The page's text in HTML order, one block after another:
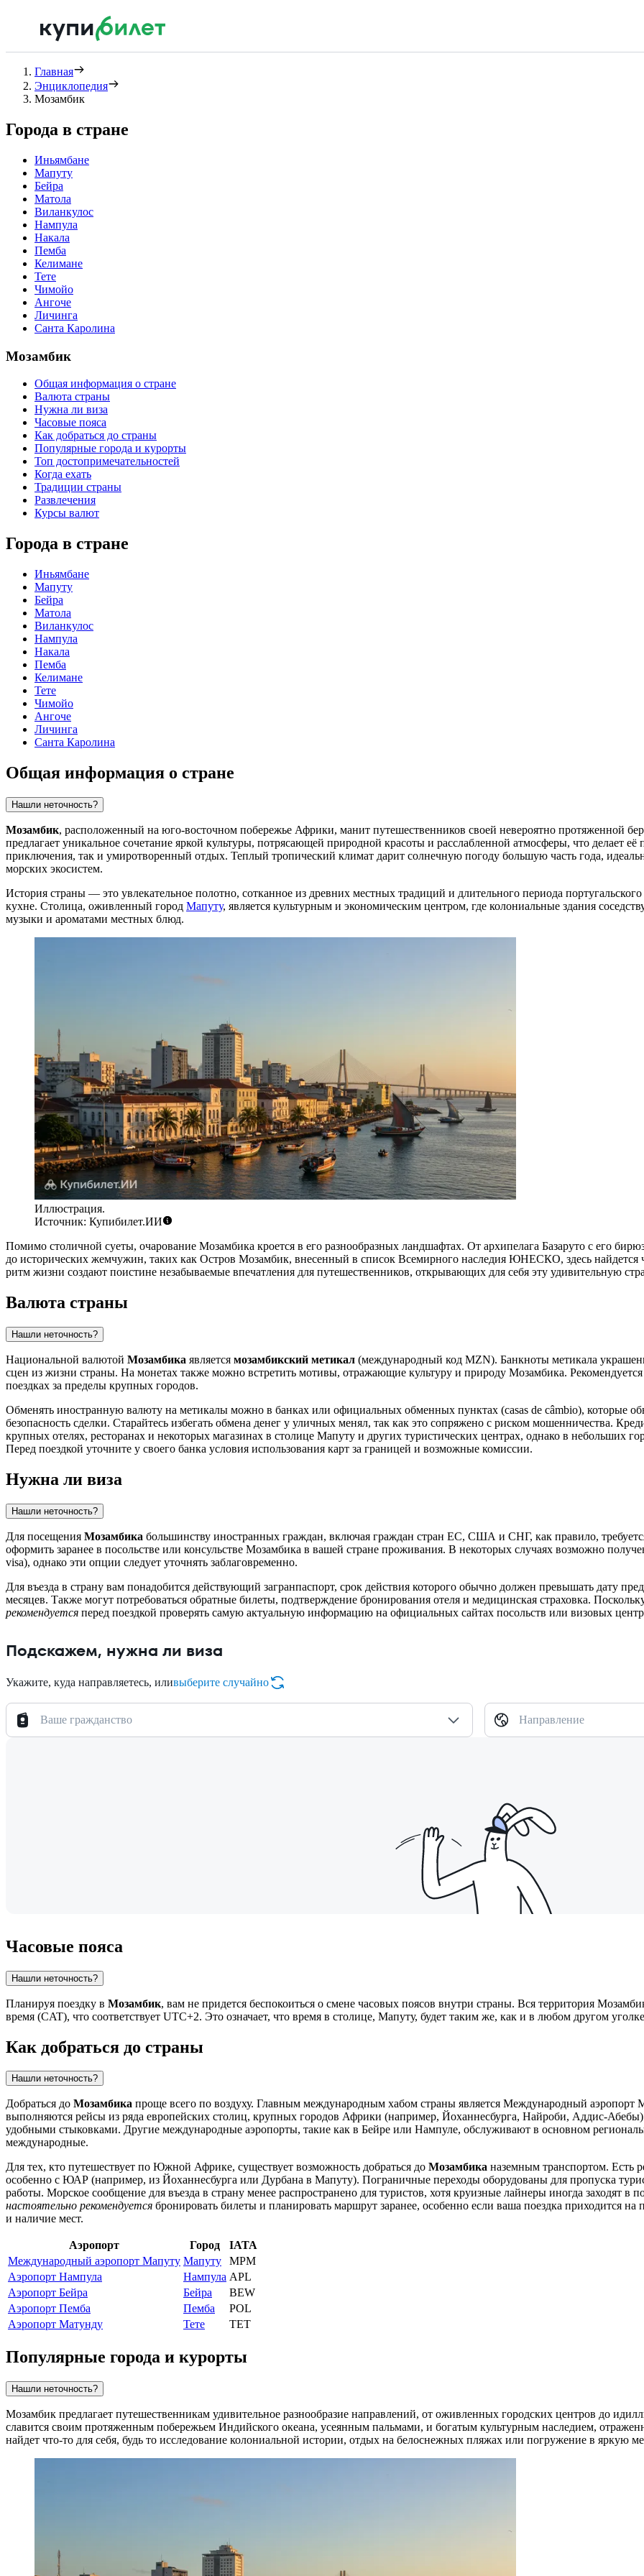
Главная
Энциклопедия
Мозамбик
Города в стране
Иньямбане
Мапуту
Бейра
Матола
Виланкулос
Нампула
Накала
Пемба
Келимане
Тете
Чимойо
Ангоче
Личинга
Санта Каролина
Мозамбик
Общая информация о стране
Валюта страны
Нужна ли виза
Часовые пояса
Как добраться до страны
Популярные города и курорты
Топ достопримечательностей
Когда ехать
Традиции страны
Развлечения
Курсы валют
Города в стране
Иньямбане
Мапуту
Бейра
Матола
Виланкулос
Нампула
Накала
Пемба
Келимане
Тете
Чимойо
Ангоче
Личинга
Санта Каролина
Общая информация о стране
Нашли неточность?
Мозамбик, расположенный на юго-восточном побережье Африки, манит путешественников своей невероятно протяженной
предлагает уникальное сочетание яркой культуры, потрясающей природной красоты и расслабленной атмосферы, что делает
приключения, так и умиротворенный отдых. Теплый тропический климат дарит солнечную погоду большую часть года,
морских экосистем.
История страны — это увлекательное полотно, сотканное из древних местных традиций и длительного периода
кухне. Столица, оживленный город Мапуту, является культурным и экономическим центром, где колониальные здания
музыки и ароматами местных блюд.
Иллюстрация.
Источник: Купибилет.ИИ
Помимо столичной суеты, очарование Мозамбика кроется в его разнообразных ландшафтах. От архипелага Базаруто с его
до исторических жемчужин, таких как Остров Мозамбик, внесенный в список Всемирного наследия ЮНЕСКО, здесь найдется
ритм жизни создают поистине незабываемые впечатления для путешественников, открывающих для себя эту удивительную
Валюта страны
Нашли неточность?
Национальной валютой Мозамбика является мозамбикский метикал (международный код MZN). Банкноты метикала
сцен из жизни страны. На монетах также можно встретить мотивы, отражающие культуру и природу Мозамбика.
поездках за пределы крупных городов.
Обменять иностранную валюту на метикалы можно в банках или официальных обменных пунктах (casas de câmbio), которые
безопасность сделки. Старайтесь избегать обмена денег у уличных менял, так как это сопряжено с риском мошенничества.
крупных отелях, ресторанах и некоторых магазинах в столице Мапуту и других туристических центрах, однако в небольших
Перед поездкой уточните у своего банка условия использования карт за границей и возможные комиссии.
Нужна ли виза
Нашли неточность?
Для посещения Мозамбика большинству иностранных граждан, включая граждан стран ЕС, США и СНГ, как правило,
оформить заранее в посольстве или консульстве Мозамбика в вашей стране проживания. В некоторых случаях возможно
visa), однако эти опции следует уточнять заблаговременно.
Для въезда в страну вам понадобится действующий загранпаспорт, срок действия которого обычно должен превышать дату
месяцев. Также могут потребоваться обратные билеты, подтверждение бронирования отеля и медицинская страховка.
рекомендуется перед поездкой проверять самую актуальную информацию на официальных сайтах посольств или визовых
Подскажем, нужна ли виза
Укажите, куда направляетесь, иливыберите случайно
Ваше гражданство Направление
Часовые пояса
Нашли неточность?
Планируя поездку в Мозамбик, вам не придется беспокоиться о смене часовых поясов внутри страны. Вся территория
время (CAT), что соответствует UTC+2. Это означает, что время в столице, Мапуту, будет таким же, как и в любом другом
Как добраться до страны
Нашли неточность?
Добраться до Мозамбика проще всего по воздуху. Главным международным хабом страны является Международный аэропорт
выполняются рейсы из ряда европейских столиц, крупных городов Африки (например, Йоханнесбурга, Найроби, Аддис-
удобными стыковками. Другие международные аэропорты, такие как в Бейре или Нампуле, обслуживают в основном
международные.
Для тех, кто путешествует по Южной Африке, существует возможность добраться до Мозамбика наземным транспортом. Есть
особенно с ЮАР (например, из Йоханнесбурга или Дурбана в Мапуту). Пограничные переходы оборудованы для пропуска
работы. Морское сообщение для въезда в страну менее распространено для туристов, хотя круизные лайнеры иногда заходят
настоятельно рекомендуется бронировать билеты и планировать маршрут заранее, особенно если ваша поездка приходится
и наличие мест.
Аэропорт Город
IATA
Международный аэропорт Мапуту Мапуту
MPM
Аэропорт Нампула
Нампула APL
Аэропорт Бейра
Бейра
BEW
Аэропорт Пемба
Пемба
POL
Аэропорт Матунду
Тете TET
Популярные города и курорты
Нашли неточность?
Мозамбик предлагает путешественникам удивительное разнообразие направлений, от оживленных городских центров до
славится своим протяженным побережьем Индийского океана, усеянным пальмами, и богатым культурным наследием,
найдет что-то для себя, будь то исследование колониальной истории, отдых на белоснежных пляжах или погружение в яркую